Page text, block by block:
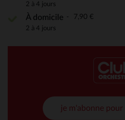
2 à 4 jours
À domicile 7,90 €
2 à 4 jours
je m'abonne pour